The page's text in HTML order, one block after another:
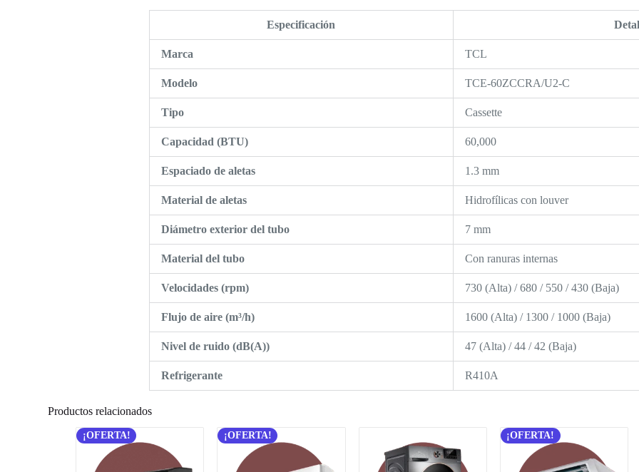
Especificación
Marca TCL
Modelo TCE-60ZCCRA/U2-C
Tipo Cassette
Capacidad (BTU) 60,000
Espaciado de aletas 1.3 mm
Material de aletas Hidrofílicas con louver
Diámetro exterior del tubo 7 mm
Material del tubo Con ranuras internas
Velocidades (rpm) 730 (Alta) / 680 / 550 / 430 (Baja)
Flujo de aire (m³/h) 1600 (Alta) / 1300 / 1000 (Baja)
Nivel de ruido (dB(A)) 47 (Alta) / 44 / 42 (Baja)
Refrigerante R410A
Productos relacionados
¡OFERTA! ¡OFERTA! ¡OFERTA!